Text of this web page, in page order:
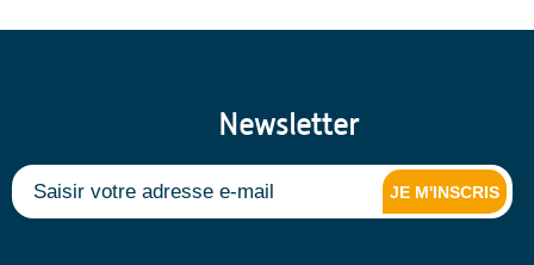
Newsletter
JE M'INSCRIS